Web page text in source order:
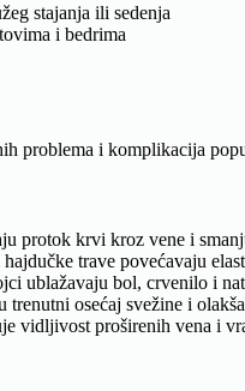
stajanja ili sedenja
i bedrima
problema i komplikacija
protok krvi kroz vene i
trave povećavaju
ublažavaju bol, crvenilo i
osećaj svežine i
vidljivost proširenih vena i